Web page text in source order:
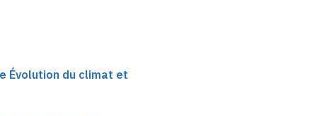
Évolution du climat et